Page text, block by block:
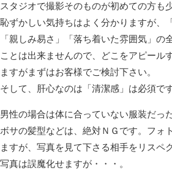
スタジオで撮影そのものが初めての方も
恥ずかしい気持ちはよく分かりますが、
「親しみ易さ」「落ち着いた雰囲気」の
ことは出来ませんので、どこをアピール
ますがまずはお客様でご検討下さい。
そして、肝心なのは「清潔感」は必須です
男性の場合は体に合っていない服装だっ
ボサの髪型などは、絶対ＮＧです。フォ
ますが、写真を見て下さる相手をリスペ
写真は誤魔化せますが・・・。